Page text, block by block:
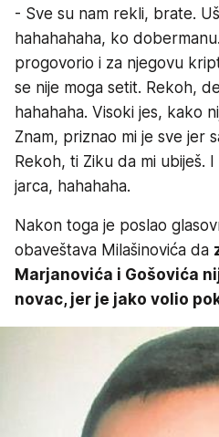
- Sve su nam rekli, brate.
hahahahaha, ko
progovorio i za njegovu
se nije moga setit. Rekoh,
hahahaha. Visoki jes, kako
Znam, priznao mi je sve jer
Rekoh, ti Ziku da mi ubiješ.
jarca, hahahaha.
Nakon toga je poslao
obaveštava Milašinovića da
Marjanovića i Gošovića
novac, jer je jako volio